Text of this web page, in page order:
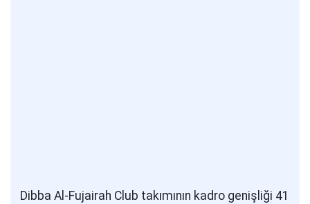
Dibba Al-Fujairah Club takımının kadro genişliği 41